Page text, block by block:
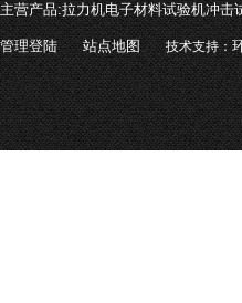
主营产品:拉力机电子材料试验机冲击
管理登陆 站点地图 技术支持：